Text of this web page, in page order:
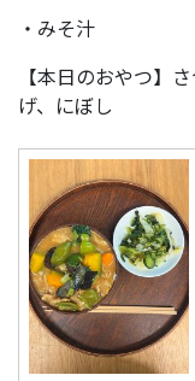
・みそ汁
【本日のおやつ】
げ、にぼし